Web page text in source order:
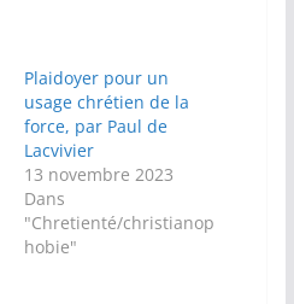
Plaidoyer pour un
usage chrétien de la
force, par Paul de
Lacvivier
13 novembre 2023
Dans
"Chretienté/christianop
hobie"